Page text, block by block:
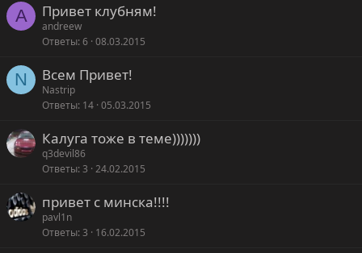
A Привет клубням!
andreew
Ответы 6 08.03.2015
N Всем Привет!
Nastrip
Ответы 14 05.03.2015
Калуга тоже в теме)))))))
q3devil86
Ответы 3 24.02.2015
привет с минска!!!!
pavl1n
Ответы 3 16.02.2015